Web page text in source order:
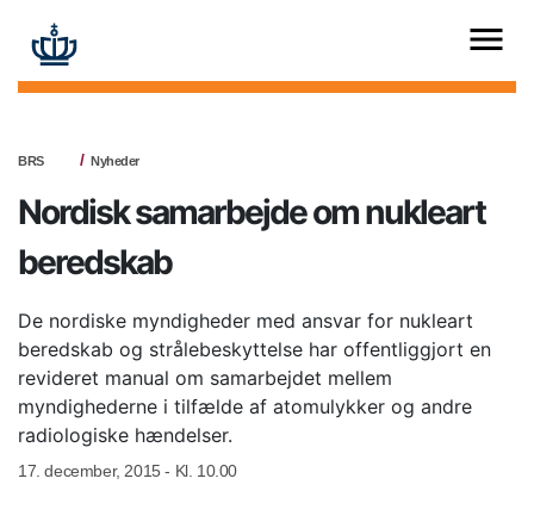
BRS Nyheder
Nordisk samarbejde om nukleart
beredskab
De nordiske myndigheder med ansvar for nukleart
beredskab og strålebeskyttelse har offentliggjort en
revideret manual om samarbejdet mellem
myndighederne i tilfælde af atomulykker og andre
radiologiske hændelser.
17. december, 2015 - Kl. 10.00